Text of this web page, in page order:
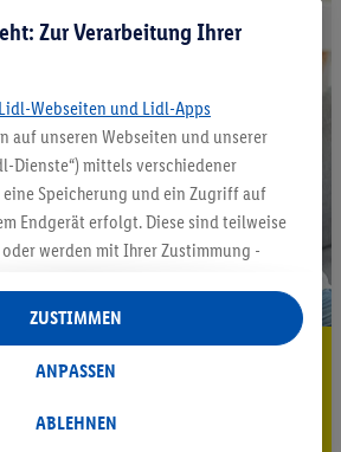
sparen³²ᵃ
Zur Verarbeitung Ihrer
Webseiten und Lidl-Apps
auf unseren Webseiten und unserer
Dienste“) mittels verschiedener
Speicherung und ein Zugriff auf
Endgerät erfolgt. Diese sind teilweise
werden mit Ihrer Zustimmung -
mit dem IAB TCF
für personalisierte Werbung
für personalisierte Werbung werden
ABLEHNEN
ANPASSEN
ZUSTIMMEN